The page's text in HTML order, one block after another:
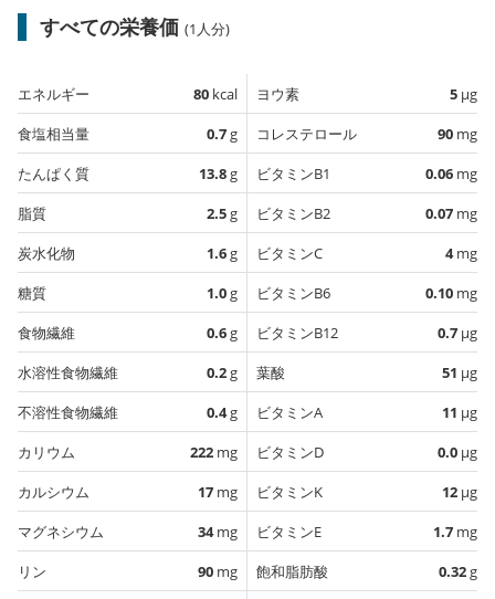
すべての栄養価 (1人分)
エネルギー 80 kcal
食塩相当量
0.7g
たんぱく質
13.8g
脂質
2.5g
炭水化物
1.6g
糖質
1.0g
食物繊維
0.6g
水溶性食物繊維
0.2g
不溶性食物繊維
0.4g
カリウム
222 mg
カルシウム
17 mg
マグネシウム
34mg
リン
90 mg
ヨウ素 5 µg
コレステロール
90 mg
ビタミンB1
0.06 mg
ビタミンB2
0.07 mg
ビタミンC
4mg
ビタミンB6
0.10 mg
ビタミンB12
0.7 µg
葉酸
51 µg
ビタミンA
11 µg
ビタミンD
0.0 µg
ビタミンK
12 µg
ビタミンE
1.7 mg
飽和脂肪酸
0.32g